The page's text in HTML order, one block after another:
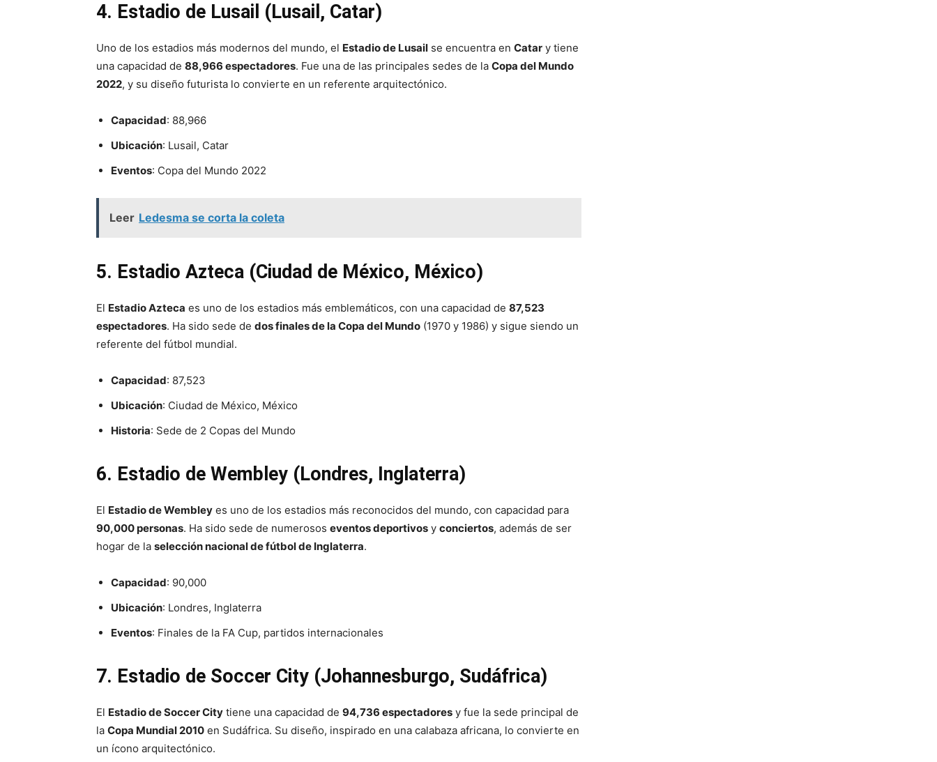
4. Estadio de Lusail (Lusail, Catar)
Uno de los estadios más modernos del mundo, el Estadio de Lusail se encuentra en Catar y tiene
una capacidad de 88,966 espectadores. Fue una de las principales sedes de la Copa del Mundo
2022, y su diseño futurista lo convierte en un referente arquitectónico.
Capacidad: 88,966
Ubicación: Lusail, Catar
Eventos: Copa del Mundo 2022
Leer Ledesma se corta la coleta
5. Estadio Azteca (Ciudad de México, México)
El Estadio Azteca es uno de los estadios más emblemáticos, con una capacidad de 87,523
espectadores. Ha sido sede de dos finales de la Copa del Mundo (1970 y 1986) y sigue siendo un
referente del fútbol mundial.
Capacidad: 87,523
Ubicación: Ciudad de México, México
Historia: Sede de 2 Copas del Mundo
6. Estadio de Wembley (Londres, Inglaterra)
El Estadio de Wembley es uno de los estadios más reconocidos del mundo, con capacidad para
90,000 personas. Ha sido sede de numerosos eventos deportivos y conciertos, además de ser
hogar de la selección nacional de fútbol de Inglaterra.
Capacidad: 90,000
Ubicación: Londres, Inglaterra
Eventos: Finales de la FA Cup, partidos internacionales
7. Estadio de Soccer City (Johannesburgo, Sudáfrica)
El Estadio de Soccer City tiene una capacidad de 94,736 espectadores y fue la sede principal de
la Copa Mundial 2010 en Sudáfrica. Su diseño, inspirado en una calabaza africana, lo convierte en
un ícono arquitectónico.